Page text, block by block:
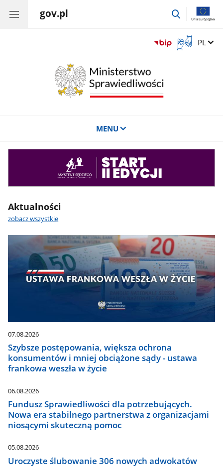
gov.pl
przejdź
Otwórz
okno
Zmień
PL
MENU
Aktualności
zobacz wszystkie
07.08.2026
Szybsze postępowania, większa ochrona
konsumentów i mniej obciążone sądy - ustawa
frankowa weszła w życie
06.08.2026
Fundusz Sprawiedliwości dla potrzebujących.
Nowa era stabilnego partnerstwa z organizacjami
niosącymi skuteczną pomoc
05.08.2026
Uroczyste ślubowanie 306 nowych adwokatów